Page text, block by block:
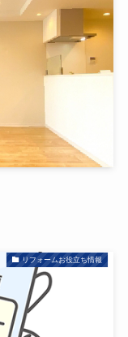
リフォームお役立ち情報